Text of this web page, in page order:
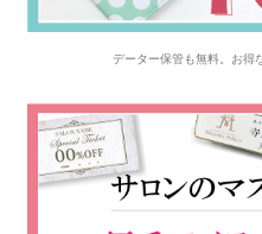
データー保管も無料。お得